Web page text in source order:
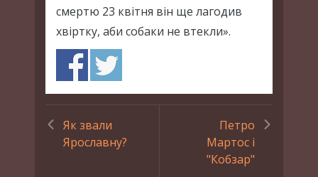
смертю 23 квітня він ще лагодив
хвіртку, аби собаки не втекли».
Як звали
Ярославну?
Петро
Мартос і
"Кобзар"